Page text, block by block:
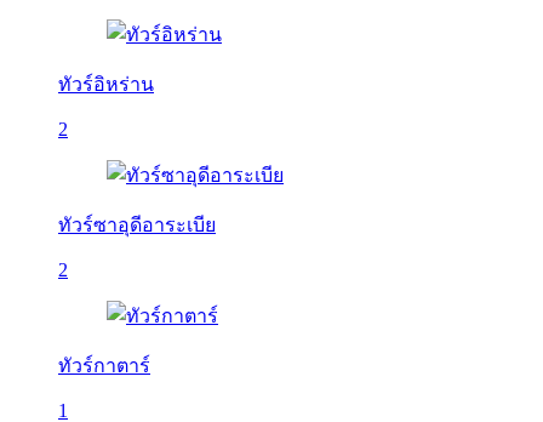
ทัวร์อิหร่าน
2
ทัวร์ซาอุดีอาระเบีย
2
ทัวร์กาตาร์
1